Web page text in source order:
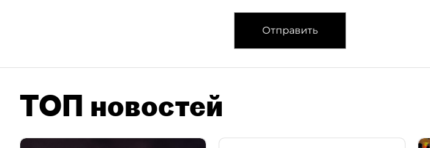
Отправить
ТОП новостей